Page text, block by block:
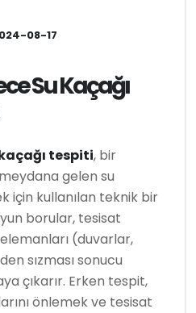
08-17
Su Kaçağı
tespiti, bir
gelen su
için kullanılan teknik bir
borular, tesisat
(duvarlar,
sızması sonucu
çıkarır. Erken tespit,
önlemek ve tesisat